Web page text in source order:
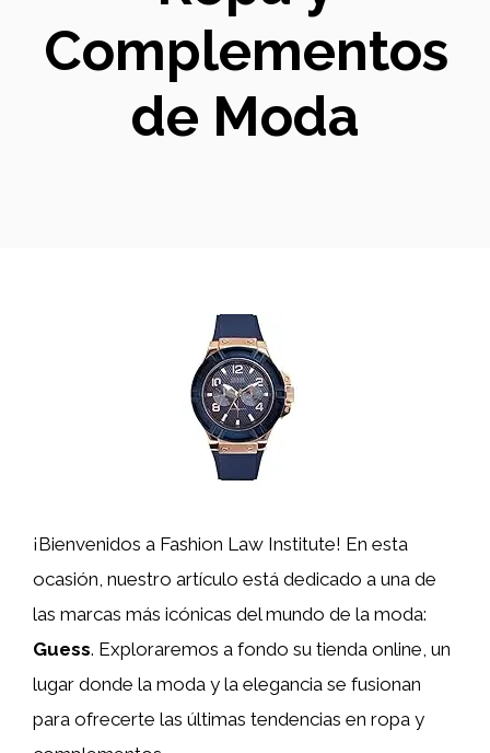
Complementos
de Moda
¡Bienvenidos a Fashion Law Institute! En esta
ocasión, nuestro artículo está dedicado a una de
las marcas más icónicas del mundo de la moda:
Guess. Exploraremos a fondo su tienda online, un
lugar donde la moda y la elegancia se fusionan
para ofrecerte las últimas tendencias en ropa y